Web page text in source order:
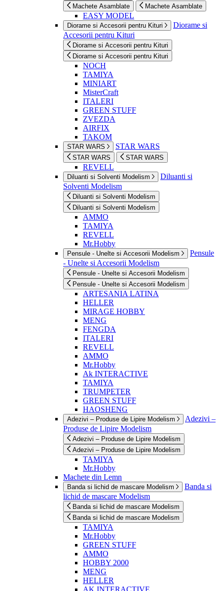
Machete Asamblate Machete Asamblate
EASY MODEL
Diorame si Accesorii pentru Kituri
Diorame si
Accesorii pentru Kituri
Diorame si Accesorii pentru Kituri
Diorame si Accesorii pentru Kituri
NOCH
TAMIYA
MINIART
MisterCraft
ITALERI
GREEN STUFF
ZVEZDA
AIRFIX
TAKOM
STAR WARS STAR WARS
STAR WARS STAR WARS
REVELL
Diluanti si Solventi Modelism
Diluanti si
Solventi Modelism
Diluanti si Solventi Modelism
Diluanti si Solventi Modelism
AMMO
TAMIYA
REVELL
Mr.Hobby
Pensule - Unelte si Accesorii Modelism
Pensule
- Unelte si Accesorii Modelism
Pensule - Unelte si Accesorii Modelism
Pensule - Unelte si Accesorii Modelism
ARTESANIA LATINA
HELLER
MIRAGE HOBBY
MENG
FENGDA
ITALERI
REVELL
AMMO
Mr.Hobby
Ak INTERACTIVE
TAMIYA
TRUMPETER
GREEN STUFF
HAOSHENG
Adezivi – Produse de Lipire Modelism
Adezivi –
Produse de Lipire Modelism
Adezivi – Produse de Lipire Modelism
Adezivi – Produse de Lipire Modelism
TAMIYA
Mr.Hobby
Machete din Lemn
Banda si lichid de mascare Modelism
Banda si
lichid de mascare Modelism
Banda si lichid de mascare Modelism
Banda si lichid de mascare Modelism
TAMIYA
Mr.Hobby
GREEN STUFF
AMMO
HOBBY 2000
MENG
HELLER